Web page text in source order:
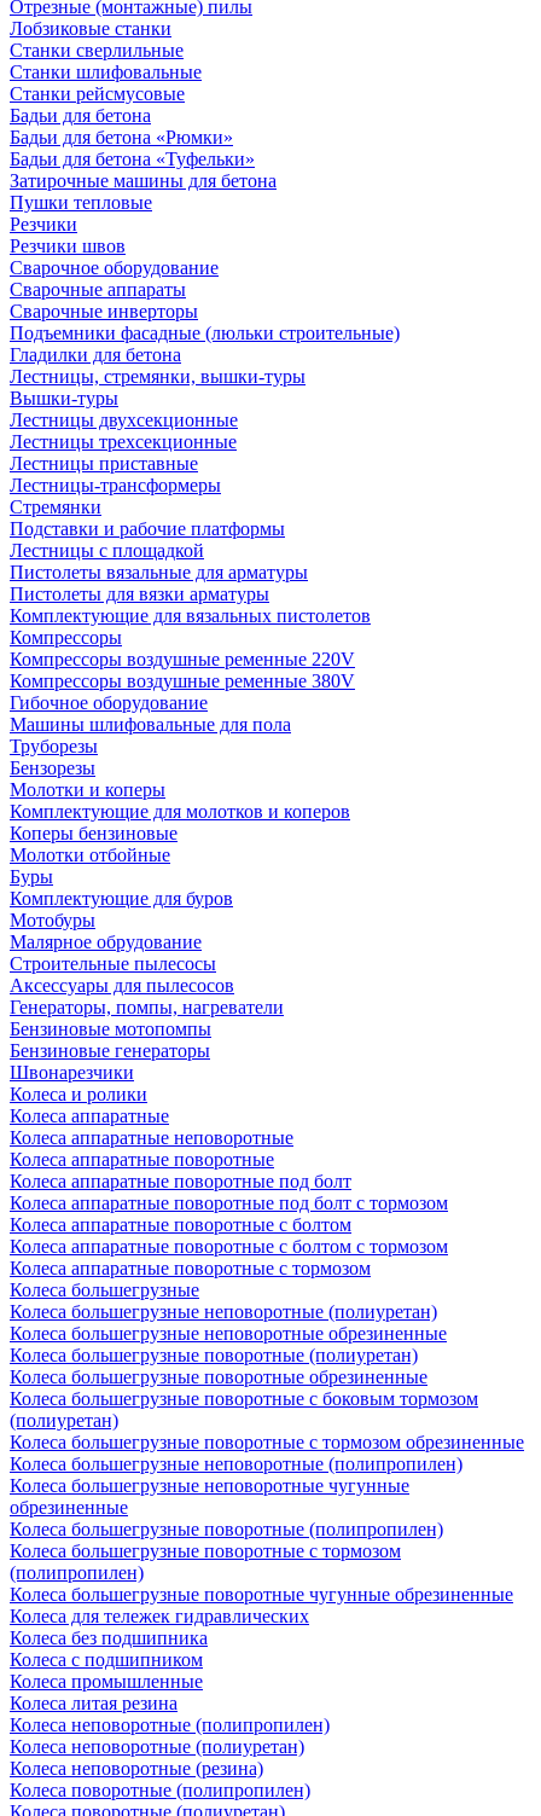
Отрезные (монтажные) пилы
Лобзиковые станки
Станки сверлильные
Станки шлифовальные
Станки рейсмусовые
Бадьи для бетона
Бадьи для бетона «Рюмки»
Бадьи для бетона «Туфельки»
Затирочные машины для бетона
Пушки тепловые
Резчики
Резчики швов
Сварочное оборудование
Сварочные аппараты
Сварочные инверторы
Подъемники фасадные (люльки строительные)
Гладилки для бетона
Лестницы, стремянки, вышки-туры
Вышки-туры
Лестницы двухсекционные
Лестницы трехсекционные
Лестницы приставные
Лестницы-трансформеры
Стремянки
Подставки и рабочие платформы
Лестницы с площадкой
Пистолеты вязальные для арматуры
Пистолеты для вязки арматуры
Комплектующие для вязальных пистолетов
Компрессоры
Компрессоры воздушные ременные 220V
Компрессоры воздушные ременные 380V
Гибочное оборудование
Машины шлифовальные для пола
Труборезы
Бензорезы
Молотки и коперы
Комплектующие для молотков и коперов
Коперы бензиновые
Молотки отбойные
Буры
Комплектующие для буров
Мотобуры
Малярное обрудование
Строительные пылесосы
Аксессуары для пылесосов
Генераторы, помпы, нагреватели
Бензиновые мотопомпы
Бензиновые генераторы
Швонарезчики
Колеса и ролики
Колеса аппаратные
Колеса аппаратные неповоротные
Колеса аппаратные поворотные
Колеса аппаратные поворотные под болт
Колеса аппаратные поворотные под болт с тормозом
Колеса аппаратные поворотные с болтом
Колеса аппаратные поворотные с болтом с тормозом
Колеса аппаратные поворотные с тормозом
Колеса большегрузные
Колеса большегрузные неповоротные (полиуретан)
Колеса большегрузные неповоротные обрезиненные
Колеса большегрузные поворотные (полиуретан)
Колеса большегрузные поворотные обрезиненные
Колеса большегрузные поворотные с боковым тормозом
(полиуретан)
Колеса большегрузные поворотные с тормозом обрезиненные
Колеса большегрузные неповоротные (полипропилен)
Колеса большегрузные неповоротные чугунные
обрезиненные
Колеса большегрузные поворотные (полипропилен)
Колеса большегрузные поворотные с тормозом
(полипропилен)
Колеса большегрузные поворотные чугунные обрезиненные
Колеса для тележек гидравлических
Колеса без подшипника
Колеса с подшипником
Колеса промышленные
Колеса литая резина
Колеса неповоротные (полипропилен)
Колеса неповоротные (полиуретан)
Колеса неповоротные (резина)
Колеса поворотные (полипропилен)
Колеса поворотные (полиуретан)